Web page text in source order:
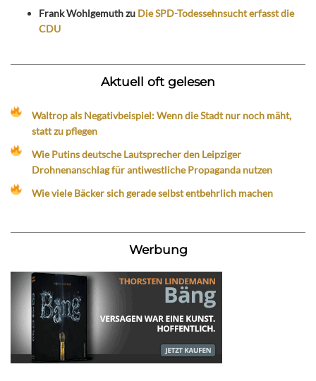
Frank Wohlgemuthzu Die SPD-Todessehnsucht erfasst die
CDU
Aktuell oft gelesen
Waltrop als Negativbeispiel: Wenn die Stadt nur noch mäht,
statt zu pflegen
Wie Putins deutsche Lautsprecher den Leipziger
Drohnenanschlag für antiwestliche Propaganda nutzen
Wie viele Bäcker sich gerade selbst entbehrlich machen
Werbung